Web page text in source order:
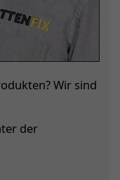
Wir sind
der